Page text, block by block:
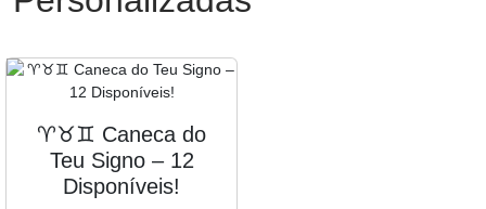
♈️♉️♊️ Caneca do
Teu Signo – 12
Disponíveis!